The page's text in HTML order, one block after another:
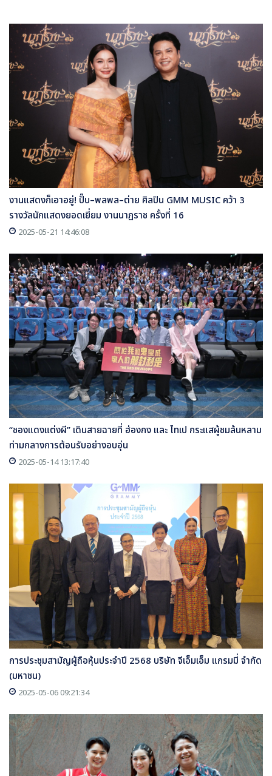
งานแสดงก็เอาอยู่! ปั๊บ–พลพล–ต่าย ศิลปิน GMM MUSIC คว้า 3
รางวัลนักแสดงยอดเยี่ยม งานนาฏราช ครั้งที่ 16
2025-05-21 14:46:08
“ซองแดงแต่งผี” เดินสายฉายที่ ฮ่องกง และ ไทเป กระแสผู้ชมล้นหลาม
ท่ามกลางการต้อนรับอย่างอบอุ่น
2025-05-14 13:17:40
การประชุมสามัญผู้ถือหุ้นประจำปี 2568 บริษัท จีเอ็มเอ็ม แกรมมี่ จำกัด
(มหาชน)
2025-05-06 09:21:34